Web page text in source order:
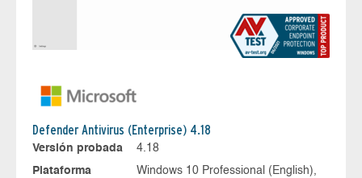
Defender Antivirus (Enterprise) 4.18
Versión probada
4.18
Plataforma
Windows 10 Professional (English),